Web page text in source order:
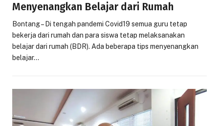
Menyenangkan Belajar dari Rumah
Bontang – Di tengah pandemi Covid19 semua guru tetap
bekerja dari rumah dan para siswa tetap melaksanakan
belajar dari rumah (BDR). Ada beberapa tips menyenangkan
belajar…